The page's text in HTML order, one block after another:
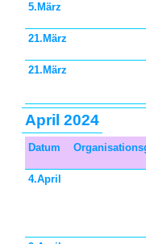
5.März
21.März
21.März
April 2024
Datum
4.April